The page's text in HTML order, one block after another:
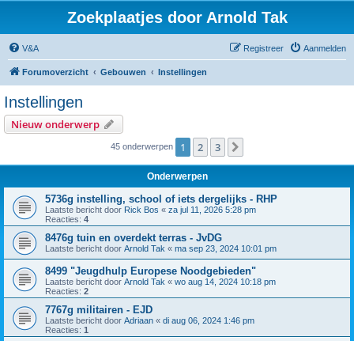
Zoekplaatjes door Arnold Tak
V&A Aanmelden
Registreer
Forumoverzicht Gebouwen Instellingen
Instellingen
Nieuw onderwerp
45 onderwerpen 1 2 3
Onderwerpen
5736g instelling, school of iets dergelijks - RHP
Laatste bericht door Rick Bos « za jul 11, 2026 5:28 pm
Reacties: 4
8476g tuin en overdekt terras - JvDG
Laatste bericht door Arnold Tak « ma sep 23, 2024 10:01 pm
8499 "Jeugdhulp Europese Noodgebieden"
Laatste bericht door Arnold Tak « wo aug 14, 2024 10:18 pm
Reacties: 2
7767g militairen - EJD
Laatste bericht door Adriaan « di aug 06, 2024 1:46 pm
Reacties: 1